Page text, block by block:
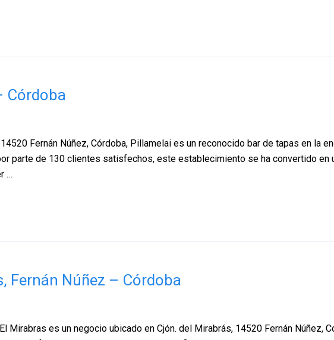
Córdoba
Fernán Núñez, Córdoba, Pillamelai es un reconocido bar de tapas en la
parte de 130 clientes satisfechos, este establecimiento se ha convertido en
…
Fernán Núñez – Córdoba
Mirabras es un negocio ubicado en Cjón. del Mirabrás, 14520 Fernán Núñez,